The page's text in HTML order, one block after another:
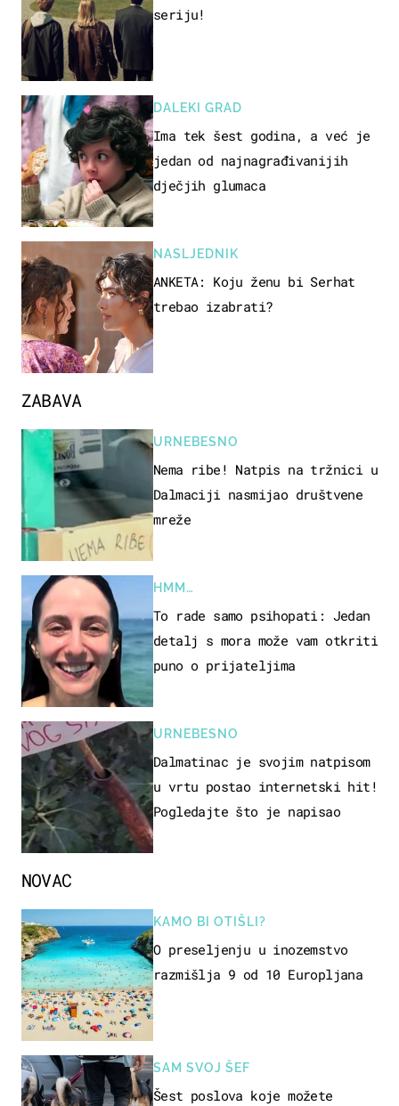
ZABAVA
URNEBESNO
Nema ribe! Natpis na tržnici u
Dalmaciji nasmijao društvene
mreže
HMM…
To rade samo psihopati: Jedan
detalj s mora može vam otkriti
puno o prijateljima
URNEBESNO
Dalmatinac je svojim natpisom
u vrtu postao internetski hit!
Pogledajte što je napisao
seriju!
DALEKI GRAD
Ima tek šest godina, a već je
jedan od najnagrađivanijih
dječjih glumaca
NASLJEDNIK
ANKETA: Koju ženu bi Serhat
trebao izabrati?
NOVAC
KAMO BI OTIŠLI?
O preseljenju u inozemstvo
razmišlja 9 od 10 Europljana
SAM SVOJ ŠEF
Šest poslova koje možete